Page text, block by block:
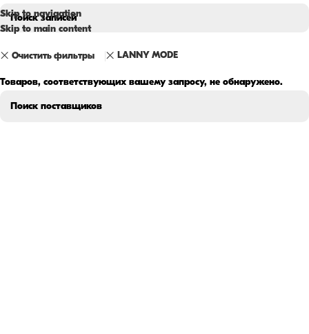
Skip to navigation
Skip to main content
Очистить фильтры LANNY MODE
Товаров, соответствующих вашему запросу, не обнаружено.